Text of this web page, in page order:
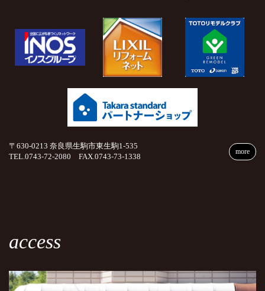
〒630-0213 奈良県生駒市東生駒1-535
TEL.0743-72-2080 FAX.0743-73-1338
more
access